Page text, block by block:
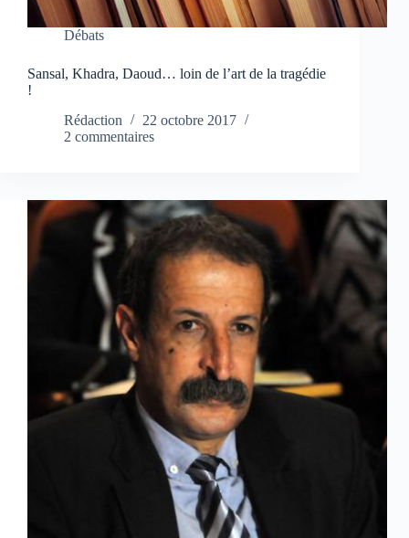
Débats
Sansal, Khadra, Daoud… loin de l’art de la tragédie
!
Rédaction
22 octobre 2017
2 commentaires